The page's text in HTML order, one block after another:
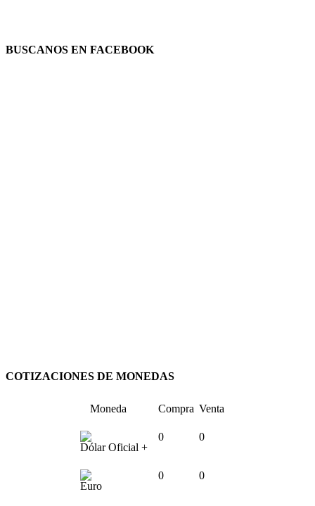
BUSCANOS EN FACEBOOK
COTIZACIONES DE MONEDAS
Moneda Compra Venta
Dólar Oficial +
0 0
Euro
0 0